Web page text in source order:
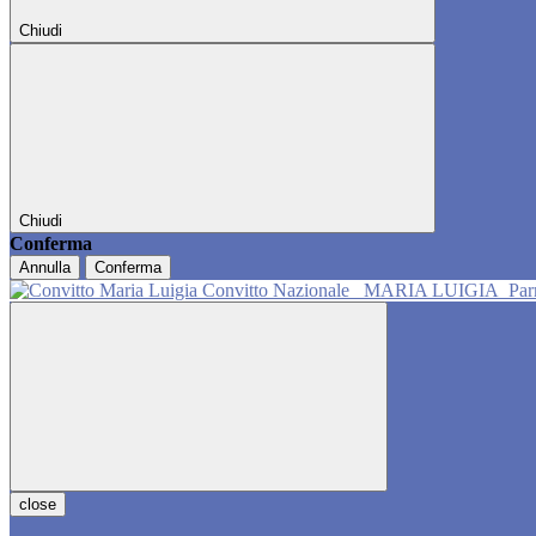
Chiudi
Chiudi
Conferma
Annulla Conferma
Convitto Nazionale MARIA LUIGIA
close